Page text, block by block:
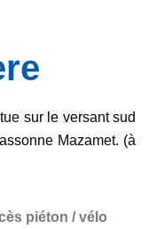
sur le versant sud
Mazamet. (à
piéton / vélo